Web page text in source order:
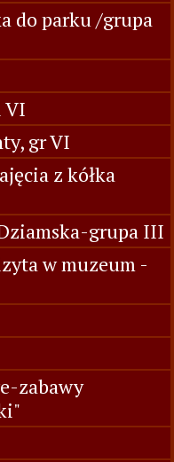
do parku /grupa
VI
gr VI
z kółka
grupa III
w muzeum -
zabawy